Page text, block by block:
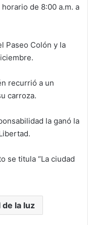
de 8:00 a.m. a
Paseo Colón y la
recurrió a un
carroza.
la ganó la
se titula “La ciudad
la luz